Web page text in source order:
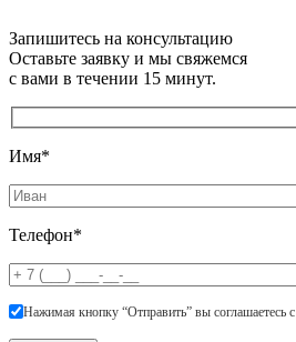
Запишитесь на консультацию
Оставьте заявку и мы свяжемся
с вами в течении 15 минут.
Имя*
Телефон*
Нажимая кнопку “Отправить” вы соглашаетесь с